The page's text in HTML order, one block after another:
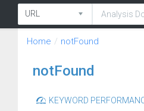
Home notFound
notFound
KEYWORD